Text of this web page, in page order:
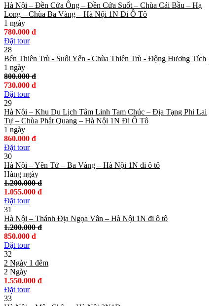
Hà Nội – Đền Cửa Ông – Đền Cửa Suốt – Chùa Cái Bầu – Hạ
Long – Chùa Ba Vàng – Hà Nội 1N Đi Ô Tô
1 ngày
780.000 đ
Đặt tour
28
Bến Thiên Trù - Suối Yến - Chùa Thiên Trù - Động Hương Tích
1 ngày
800.000 đ
730.000 đ
Đặt tour
29
Hà Nội – Khu Du Lịch Tâm Linh Tam Chúc – Địa Tạng Phi Lai
Tự – Chùa Phật Quang – Hà Nội 1N Đi Ô Tô
1 ngày
860.000 đ
Đặt tour
30
Hà Nội – Yên Tử – Ba Vàng – Hà Nội 1N đi ô tô
Hàng ngày
1.200.000 đ
1.055.000 đ
Đặt tour
31
Hà Nội – Thánh Địa Ngọa Vân – Hà Nội 1N đi ô tô
1.200.000 đ
850.000 đ
Đặt tour
32
2 Ngày 1 đêm
2 Ngày
1.550.000 đ
Đặt tour
33